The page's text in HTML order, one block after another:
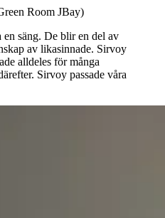
Room JBay)
en säng. De blir en del av
av likasinnade. Sirvoy
alldeles för många
Sirvoy passade våra